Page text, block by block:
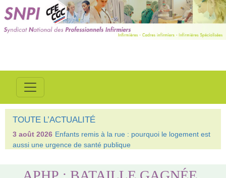
TOUTE L’ACTUALITÉ
3 août 2026 Enfants remis à la rue : pourquoi le logement est
aussi une urgence de santé publique